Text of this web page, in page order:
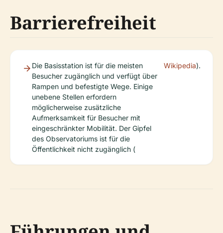
Barrierefreiheit
Die Basisstation ist für die meisten
Besucher zugänglich und verfügt über
Rampen und befestigte Wege. Einige
unebene Stellen erfordern
möglicherweise zusätzliche
Aufmerksamkeit für Besucher mit
eingeschränkter Mobilität. Der Gipfel
des Observatoriums ist für die
Öffentlichkeit nicht zugänglich (
Wikipedia).